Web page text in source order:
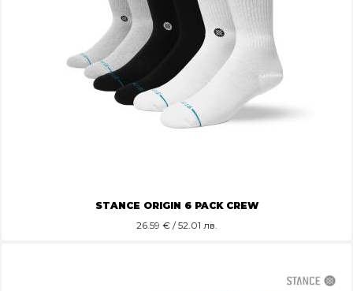
STANCE ORIGIN 6 PACK CREW
26.59 € / 52.01 лв.